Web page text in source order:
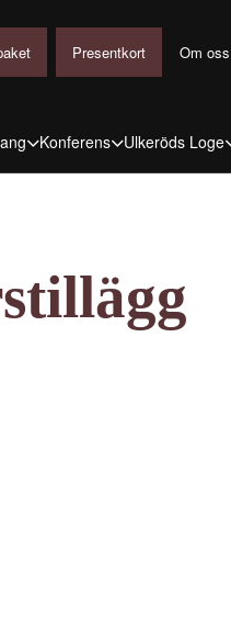
Presentkort Om oss
Konferens Ulkeröds Loge